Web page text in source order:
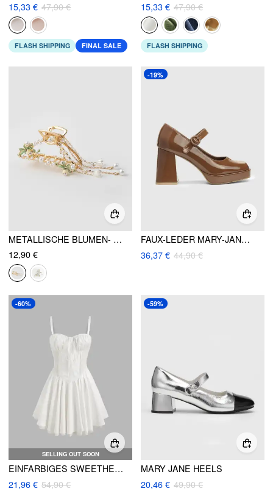
15,33 € 47,90 €
FLASH SHIPPING FINAL SALE
15,33 € 47,90 €
FLASH SHIPPING
METALLISCHE BLUMEN- & FAUX-PERLEN-DEKOR QUASTE HAARKRALLE
12,90 €
-19%
FAUX-LEDER MARY-JANE-PUMPEN MIT KRÄFTIGEN ABSÄTZEN
36,37 € 44,90 €
SELLING OUT SOON
-60%
EINFARBIGES SWEETHEART-CORSET-RÜSCHEN-MINI-KLEID
21,96 € 54,90 €
-59%
MARY JANE HEELS
20,46 € 49,90 €